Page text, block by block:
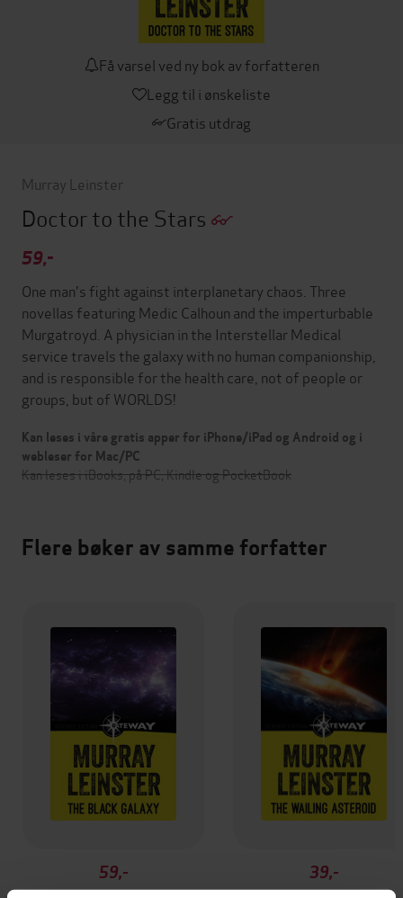
Få varsel ved ny bok av forfatteren
Legg til i ønskeliste
Gratis utdrag
Murray Leinster
Doctor to the Stars
59,-
One man's fight against interplanetary chaos. Three
novellas featuring Medic Calhoun and the imperturbable
Murgatroyd. A physician in the Interstellar Medical
service travels the galaxy with no human companionship,
and is responsible for the health care, not of people or
groups, but of WORLDS!
Kan leses i våre gratis apper for iPhone/iPad og Android og i
webleser for Mac/PC
Kan leses i iBooks, på PC, Kindle og PocketBook
Flere bøker av samme forfatter
59,-
39,-